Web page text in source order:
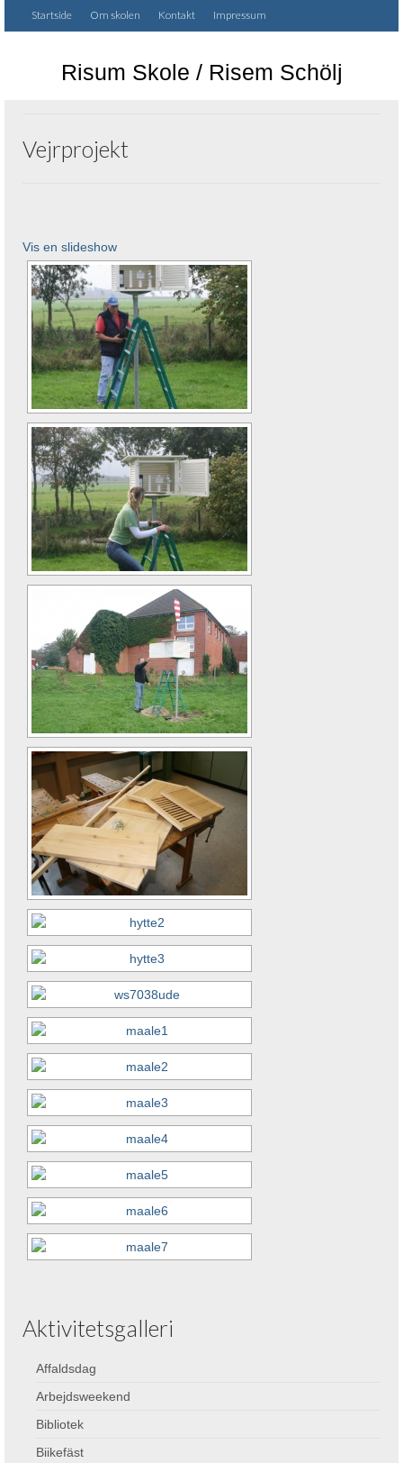
Startside Om skolen Kontakt Impressum
Risum Skole / Risem Schölj
Vejrprojekt
Vis en slideshow
Aktivitetsgalleri
Affaldsdag
Arbejdsweekend
Bibliotek
Biikefäst